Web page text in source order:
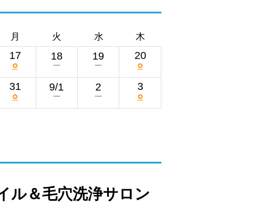
月 火 水 木
17
○
18
ー
19
ー
20
○
31
○
9/1
ー
2
ー
3
○
ル＆毛穴洗浄サロン